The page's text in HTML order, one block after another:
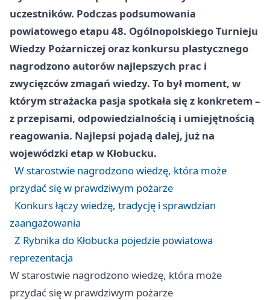
uczestników. Podczas podsumowania
powiatowego etapu 48. Ogólnopolskiego Turnieju
Wiedzy Pożarniczej oraz konkursu plastycznego
nagrodzono autorów najlepszych prac i
zwycięzców zmagań wiedzy. To był moment, w
którym strażacka pasja spotkała się z konkretem –
z przepisami, odpowiedzialnością i umiejętnością
reagowania. Najlepsi pojadą dalej, już na
wojewódzki etap w Kłobucku.
W starostwie nagrodzono wiedzę, która może
przydać się w prawdziwym pożarze
Konkurs łączy wiedzę, tradycję i sprawdzian
zaangażowania
Z Rybnika do Kłobucka pojedzie powiatowa
reprezentacja
W starostwie nagrodzono wiedzę, która może
przydać się w prawdziwym pożarze